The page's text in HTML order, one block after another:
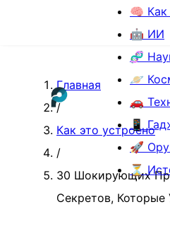
🧠 Как
🤖 ИИ
🧬
🪐
🚗
📱
🚀
⏳
Главная
/
Как это устроено
/
30 Шокирующих
Секретов, Которые